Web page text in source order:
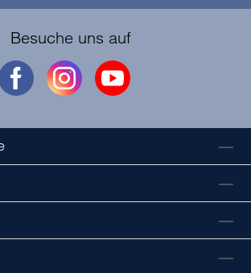
Besuche uns auf